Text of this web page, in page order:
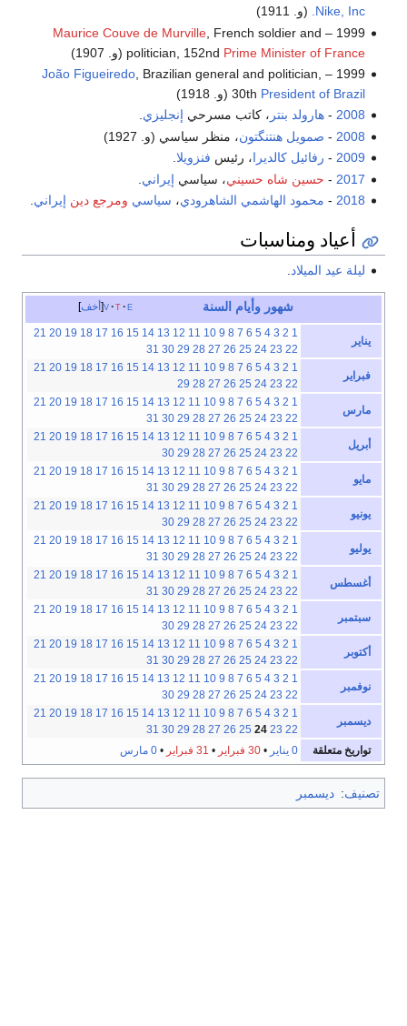
Nike, Inc.
(و. 1911)
1999 –
Maurice Couve de Murville, French soldier and
politician, 152nd Prime Minister of France
(و. 1907)
1999 –
João Figueiredo, Brazilian general and politician,
30th President of Brazil
(و. 1918)
2008
-هارولد بنتر ، كاتب مسرحي إنجليزي.
2008
- صمويل هنتنگتون، منظر سياسي (و. 1927)
2009
- رفائيل كالديرا، رئيس فنزويلا.
2017
- حسين شاه حسيني، سياسي إيراني
2018
- محمود الهاشمي الشاهرودي، سياسي ومرجع دين إيراني
أعياد ومناسبات
ليلة عيد الميلاد.
أخف v t e شهور وأيام السنة
يناير
1
2
3
4
5
6
7
8
9
10
11
12
13
14
15
16
17
18
19
20
21
22
23
24
25
26
27
28
29
30
31
فبراير
1
2
3
4
5
6
7
8
9
10
11
12
13
14
15
16
17
18
19
20
21
22
23
24
25
26
27
28
29
مارس
1
2
3
4
5
6
7
8
9
10
11
12
13
14
15
16
17
18
19
20
21
22
23
24
25
26
27
28
29
30
31
أبريل
1
2
3
4
5
6
7
8
9
10
11
12
13
14
15
16
17
18
19
20
21
22
23
24
25
26
27
28
29
30
مايو
1
2
3
4
5
6
7
8
9
10
11
12
13
14
15
16
17
18
19
20
21
22
23
24
25
26
27
28
29
30
31
يونيو
1
2
3
4
5
6
7
8
9
10
11
12
13
14
15
16
17
18
19
20
21
22
23
24
25
26
27
28
29
30
يوليو
1
2
3
4
5
6
7
8
9
10
11
12
13
14
15
16
17
18
19
20
21
22
23
24
25
26
27
28
29
30
31
أغسطس
1
2
3
4
5
6
7
8
9
10
11
12
13
14
15
16
17
18
19
20
21
22
23
24
25
26
27
28
29
30
31
سبتمبر
1
2
3
4
5
6
7
8
9
10
11
12
13
14
15
16
17
18
19
20
21
22
23
24
25
26
27
28
29
30
أكتوبر
1
2
3
4
5
6
7
8
9
10
11
12
13
14
15
16
17
18
19
20
21
22
23
24
25
26
27
28
29
30
31
نوفمبر
1
2
3
4
5
6
7
8
9
10
11
12
13
14
15
16
17
18
19
20
21
22
23
24
25
26
27
28
29
30
ديسمبر
1
2
3
4
5
6
7
8
9
10
11
12
13
14
15
16
17
18
19
20
21
22
23
24
25
26
27
28
29
30
31
تواريخ متعلقة
0 يناير •30 فبراير • 31 فبراير •0 مارس
تصنيف: ديسمبر